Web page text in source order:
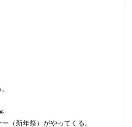
（新年祭）がやってくる。